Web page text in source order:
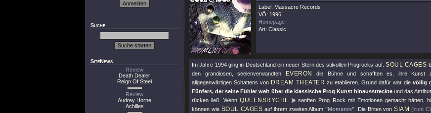
Suche
SiteNews
Review
Death Dealer
Reign Of Steel
Review
Audrey Horne
Achilles
Label: Massacre Records
VÖ: 1996
Homepage
Art: Classic
Im Jahre 1994 ging in Deutschland ein neuer Stern des stilvollen Progrocks auf.SOUL CAGES
den grandiosen, seelenverwandten
EVERON
die Bühne und schafften es, ihre Kunst
allgegenwärtigen Schattens von DREAM THEATER zu etablieren. Grund dafür war dievöllig
Fünfers, der seine Fühler weit über die klassische Prog Kunst hinausstreckte und das
rücken ließ. WennQUEENSRYCHE je sanften Prog Rock mit Emotionen gemacht hätten,
können wie SOUL CAGES auf ihrem zweiten Album"Moments" . Die Briten vonSIAM (zum